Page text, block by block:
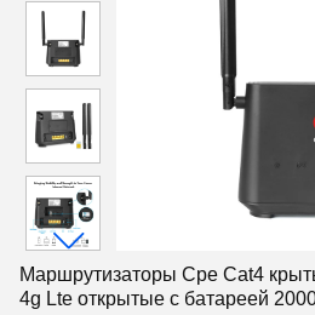
Маршрутизаторы Cpe Cat4
4g Lte открытые с батареей